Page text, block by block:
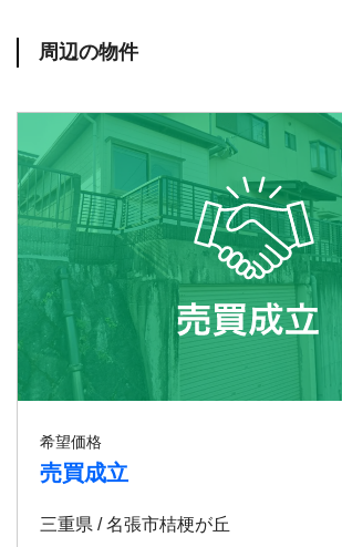
周辺の物件
希望価格
売買成立
三重県 / 名張市桔梗が丘